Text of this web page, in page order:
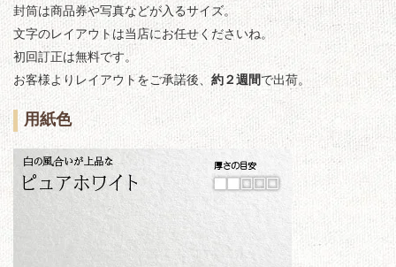
封筒は商品券や写真などが入るサイズ。
文字のレイアウトは当店にお任せくださいね。
初回訂正は無料です。
お客様よりレイアウトをご承諾後、約２週間で出荷。
用紙色